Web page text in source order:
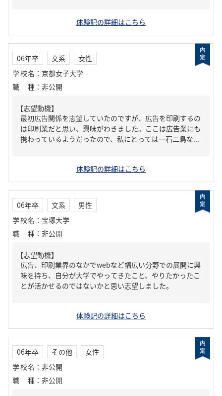
体験記の詳細はこちら
06年卒 文系
女性
学校名 ： 京都女子大学
職種 ： 非公開
【志望動機】
最初広告関係を志望していたのですが、広告を印刷するの
は印刷業だと思い、興味がわきました。ここは広告業にも
携わっているようだったので、私にとっては一石二鳥な...
体験記の詳細はこちら
06年卒 文系
男性
学校名 ： 宝塚大学
職種 ： 非公開
【志望動機】
広告、印刷業界のなかでwebなど幅広い分野での展開に興
味を持ち、自分が大学でやってきたこと、やりたかったこ
とが活かせるのではないかと思い志望しました。
体験記の詳細はこちら
06年卒 その他
女性
学校名 ： 非公開
職種 ： 非公開